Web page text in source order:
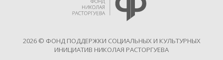
2026 © ФОНД ПОДДЕРЖКИ СОЦИАЛЬНЫХ И КУЛЬТУРНЫХ
ИНИЦИАТИВ НИКОЛАЯ РАСТОРГУЕВА